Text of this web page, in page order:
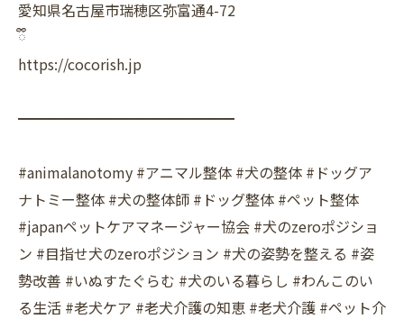
愛知県名古屋市瑞穂区弥富通4-72
ྀི
https://cocorish.jp
━━━━━━━━━━━━━━━
#animalanotomy #アニマル整体 #犬の整体 #ドッグア
ナトミー整体 #犬の整体師 #ドッグ整体 #ペット整体
#japanペットケアマネージャー協会 #犬のzeroポジショ
ン #目指せ犬のzeroポジション #犬の姿勢を整える #姿
勢改善 #いぬすたぐらむ #犬のいる暮らし #わんこのい
る生活 #老犬ケア #老犬介護の知恵 #老犬介護 #ペット介